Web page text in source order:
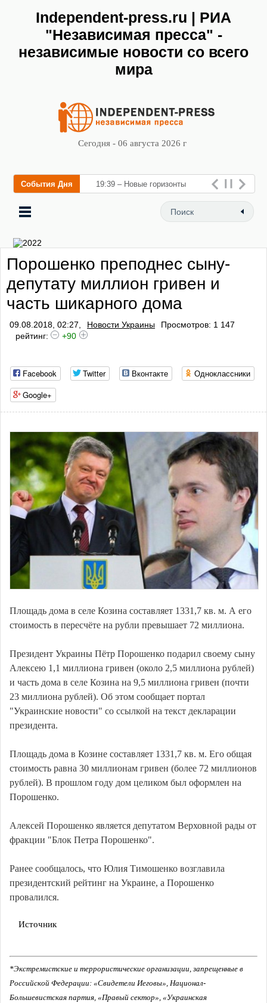
Independent-press.ru | РИА
"Независимая пресса" -
независимые новости со всего
мира
Сегодня - 06 августа 2026 г
События Дня 19:39 – Новые горизонты
флебологии: в Москве
открылся «Городской центр
Порошенко преподнес сыну-
депутату миллион гривен и
часть шикарного дома
09.08.2018, 02:27, Новости Украины
Просмотров: 1 147
рейтинг:
+90
Facebook Twitter Вконтакте
Одноклассники
Google+
Площадь дома в селе Козина составляет 1331,7 кв. м. А его
стоимость в пересчёте на рубли превышает 72 миллиона.
Президент Украины Пётр Порошенко подарил своему сыну
Алексею 1,1 миллиона гривен (около 2,5 миллиона рублей)
и часть дома в селе Козина на 9,5 миллиона гривен (почти
23 миллиона рублей). Об этом сообщает портал
"Украинские новости" со ссылкой на текст декларации
президента.
Площадь дома в Козине составляет 1331,7 кв. м. Его общая
стоимость равна 30 миллионам гривен (более 72 миллионов
рублей). В прошлом году дом целиком был оформлен на
Порошенко.
Алексей Порошенко является депутатом Верховной рады от
фракции "Блок Петра Порошенко".
Ранее сообщалось, что Юлия Тимошенко возглавила
президентский рейтинг на Украине, а Порошенко
провалился.
Источник
*Экстремистские и террористические организации, запрещенные в
Российской Федерации: «Свидетели Иеговы», Национал-
Большевистская партия, «Правый сектор», «Украинская